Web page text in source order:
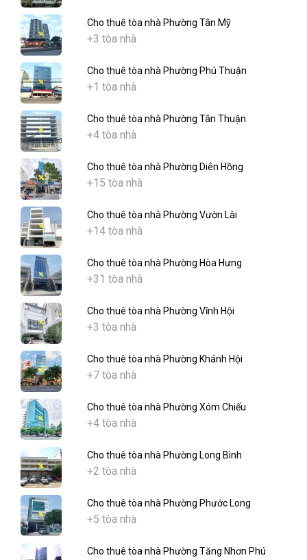
Cho thuê tòa nhà Phường Tân Mỹ
+3 tòa nhà
Cho thuê tòa nhà Phường Phú Thuận
+1 tòa nhà
Cho thuê tòa nhà Phường Tân Thuận
+4 tòa nhà
Cho thuê tòa nhà Phường Diên Hồng
+15 tòa nhà
Cho thuê tòa nhà Phường Vườn Lài
+14 tòa nhà
Cho thuê tòa nhà Phường Hòa Hưng
+31 tòa nhà
Cho thuê tòa nhà Phường Vĩnh Hội
+3 tòa nhà
Cho thuê tòa nhà Phường Khánh Hội
+7 tòa nhà
Cho thuê tòa nhà Phường Xóm Chiếu
+4 tòa nhà
Cho thuê tòa nhà Phường Long Bình
+2 tòa nhà
Cho thuê tòa nhà Phường Phước Long
+5 tòa nhà
Cho thuê tòa nhà Phường Tăng Nhơn Phú